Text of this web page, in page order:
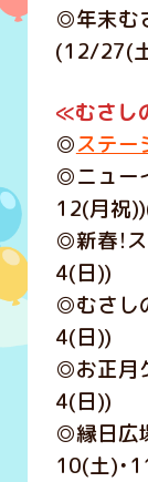
◎年末む
(12/27(
≪むさし
◎ステー
◎ニュー
12(月祝
◎新春！
4(日))
◎むさし
4(日))
◎お正月
4(日))
◎縁日広
10(土)・